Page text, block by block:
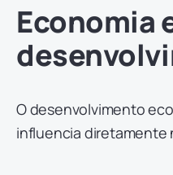
Economia
O desenvolvimento
influencia diretamente